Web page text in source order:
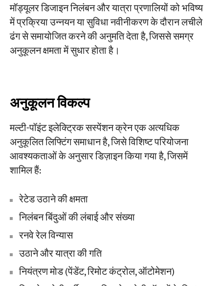
मॉड्यूलर डिजाइन निलंबन और यात्रा प्रणालियों को भविष्य
में प्रक्रिया उन्नयन या सुविधा नवीनीकरण के दौरान लचीले
ढंग से समायोजित करने की अनुमति देता है, जिससे समग्र
अनुकूलन क्षमता में सुधार होता है।
अनुकूलन विकल्प
मल्टी-पॉइंट इलेक्ट्रिक सस्पेंशन क्रेन एक अत्यधिक
अनुकूलित लिफ्टिंग समाधान है, जिसे विशिष्ट परियोजना
आवश्यकताओं के अनुसार डिज़ाइन किया गया है, जिसमें
शामिल हैं:
रेटेड उठाने की क्षमता
निलंबन बिंदुओं की लंबाई और संख्या
रनवे रेल विन्यास
उठाने और यात्रा की गति
नियंत्रण मोड (पेंडेंट, रिमोट कंट्रोल, ऑटोमेशन)